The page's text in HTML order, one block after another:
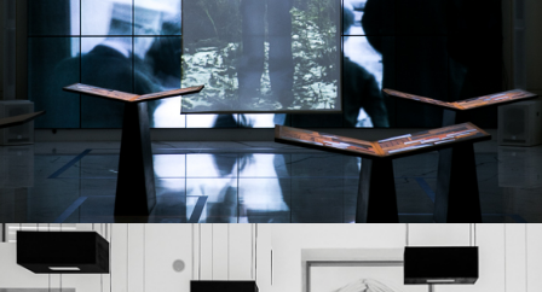
Бренды и компании
с которыми мы
сотрудничаем: